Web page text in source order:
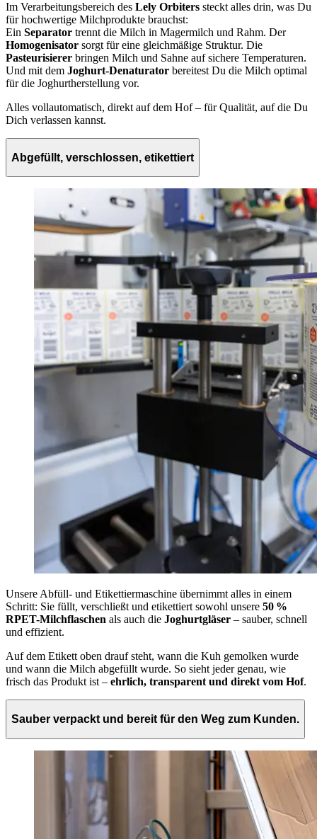
Im Verarbeitungsbereich des Lely Orbiters steckt alles drin, was Du
für hochwertige Milchprodukte brauchst:
Ein Separator trennt die Milch in Magermilch und Rahm. Der
Homogenisator sorgt für eine gleichmäßige Struktur. Die
Pasteurisierer bringen Milch und Sahne auf sichere Temperaturen.
Und mit dem Joghurt-Denaturator bereitest Du die Milch optimal
für die Joghurtherstellung vor.
Alles vollautomatisch, direkt auf dem Hof – für Qualität, auf die Du
Dich verlassen kannst.
Abgefüllt, verschlossen, etikettiert
Unsere Abfüll- und Etikettiermaschine übernimmt alles in einem
Schritt: Sie füllt, verschließt und etikettiert sowohl unsere 50 %
RPET-Milchflaschen als auch die Joghurtgläser – sauber, schnell
und effizient.
Auf dem Etikett oben drauf steht, wann die Kuh gemolken wurde
und wann die Milch abgefüllt wurde. So sieht jeder genau, wie
frisch das Produkt ist – ehrlich, transparent und direkt vom Hof.
Sauber verpackt und bereit für den Weg zum Kunden.